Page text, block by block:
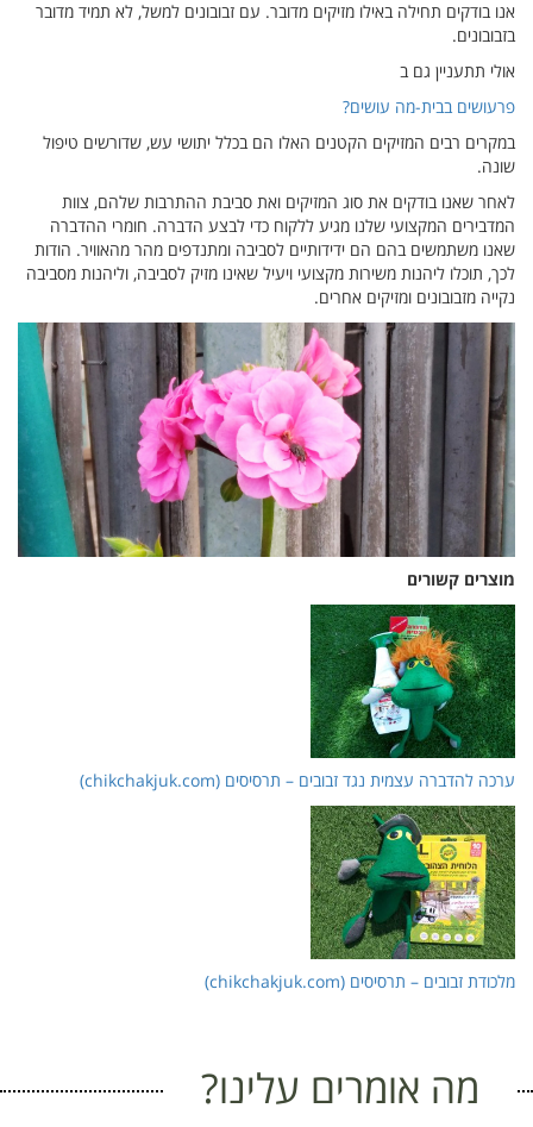
אנו בודקים תחילה באילו מזיקים מדובר. עם זבובונים למשל, לא תמיד מדובר
בזבובונים.
אולי תתעניין גם ב
פרעושים בבית-מה עושים?
במקרים רבים המזיקים הקטנים האלו הם בכלל יתושי עש, שדורשים טיפול
שונה.
לאחר שאנו בודקים את סוג המזיקים ואת סביבת ההתרבות שלהם, צוות
המדבירים המקצועי שלנו מגיע ללקוח כדי לבצע הדברה. חומרי ההדברה
שאנו משתמשים בהם הם ידידותיים לסביבה ומתנדפים מהר מהאוויר. הודות
לכך, תוכלו ליהנות משירות מקצועי ויעיל שאינו מזיק לסביבה, וליהנות מסביבה
נקייה מזבובונים ומזיקים אחרים.
מוצרים קשורים
ערכה להדברה עצמית נגד זבובים – תרסיסים (chikchakjuk.com)
מלכודת זבובים – תרסיסים (chikchakjuk.com)
מה אומרים עלינו?